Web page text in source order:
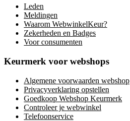
Leden
Meldingen
Waarom WebwinkelKeur?
Zekerheden en Badges
Voor consumenten
Keurmerk voor webshops
Algemene voorwaarden webshop
Privacyverklaring opstellen
Goedkoop Webshop Keurmerk
Controleer je webwinkel
Telefoonservice